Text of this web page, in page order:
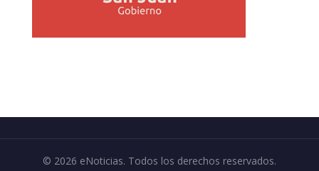
© 2026 eNoticias. Todos los derechos reservados.